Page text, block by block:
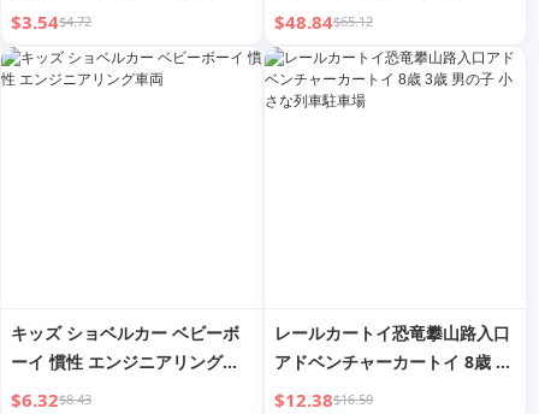
ハンズオン組み立て修理男の子
分解エンジニアリング車両スー
ツ
$3.54$4.72
ジニアリングトラックセット パ
トカー 戦車
$48.84$65.12
キッズ ショベルカー ベビーボ
ーイ 慣性 エンジニアリング車
両
$6.32$8.43
レールカートイ恐竜攀山路入口
アドベンチャーカートイ 8歳 3
歳 男の子 小さな列車駐車場
$12.38$16.50